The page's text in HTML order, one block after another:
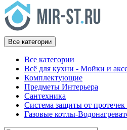
Все категории
Все категории
Всё для кухни - Мойки и
Комплектующие
Предметы Интерьера
Сантехника
Система защиты от
Газовые котлы-